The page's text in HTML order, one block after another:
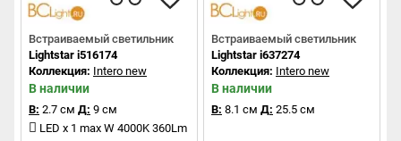
Встраиваемый светильник
Lightstar i516174
Коллекция: Intero new
В наличии
В: 2.7 см Д: 9 см
LED x 1 max W 4000K 360Lm
Встраиваемый светильник
Lightstar i637274
Коллекция: Intero new
В наличии
В: 8.1 см Д: 25.5 см